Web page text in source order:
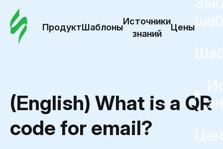
ПродуктШаблоны
Источники
знаний
Цены
(English) What is a QR
code for email?